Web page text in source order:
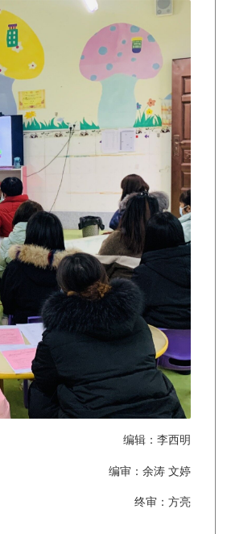
编辑：李西明
编审：余涛 文婷
终审：方亮